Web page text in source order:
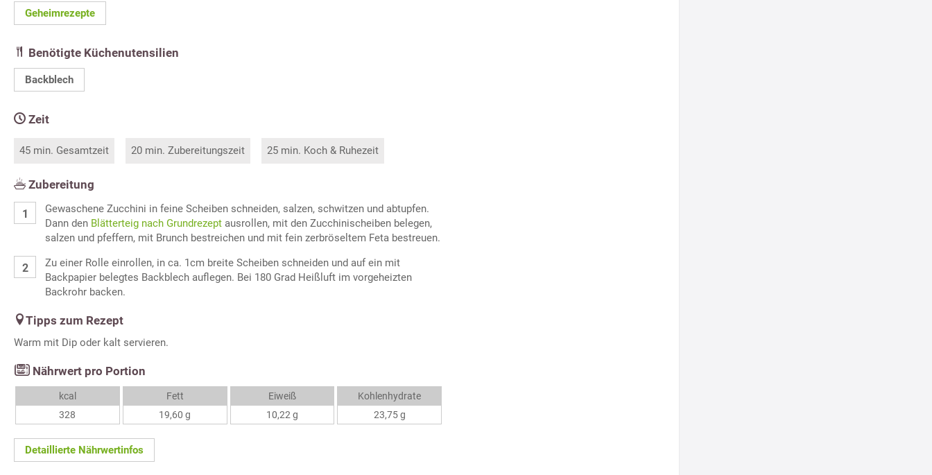
Geheimrezepte
Benötigte Küchenutensilien
Backblech
Zeit
45 min. Gesamtzeit 20 min. Zubereitungszeit 25 min. Koch & Ruhezeit
Zubereitung
Gewaschene Zucchini in feine Scheiben schneiden, salzen, schwitzen und abtupfen.
Dann den Blätterteig nach Grundrezept ausrollen, mit den Zucchinischeiben belegen,
salzen und pfeffern, mit Brunch bestreichen und mit fein zerbröseltem Feta bestreuen.
Zu einer Rolle einrollen, in ca. 1cm breite Scheiben schneiden und auf ein mit
Backpapier belegtes Backblech auflegen. Bei 180 Grad Heißluft im vorgeheizten
Backrohr backen.
Tipps zum Rezept
Warm mit Dip oder kalt servieren.
Nährwert pro Portion
kcal
328
Fett
19,60 g
Eiweiß
10,22 g
Kohlenhydrate
23,75 g
Detaillierte Nährwertinfos